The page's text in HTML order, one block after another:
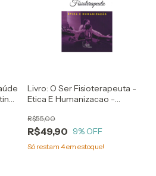
Livro: O Ser Fisioterapeuta -
Etica E Humanizacao -
R$49,90
R$55,00
9% OFF
Só restam 4em estoque!